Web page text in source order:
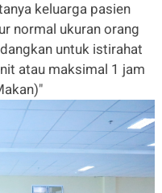
keluarga pasien
normal ukuran orang
untuk istirahat
atau maksimal 1 jam